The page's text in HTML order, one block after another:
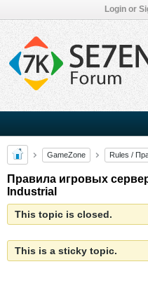
Login or
GameZone Rules /
Правила игровых
Industrial
This topic is closed.
This is a sticky topic.